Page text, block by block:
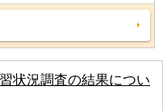
状況調査の結果につい